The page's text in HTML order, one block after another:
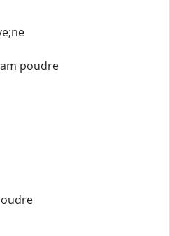
poudre